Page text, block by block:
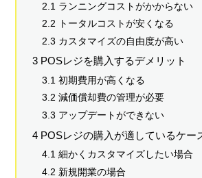
2.1 ランニングコストがかからない
2.2 トータルコストが安くなる
2.3 カスタマイズの自由度が高い
3 POSレジを購入するデメリット
3.1 初期費用が高くなる
3.2 減価償却費の管理が必要
3.3 アップデートができない
4 POSレジの購入が適しているケー
4.1 細かくカスタマイズしたい場合
4.2 新規開業の場合